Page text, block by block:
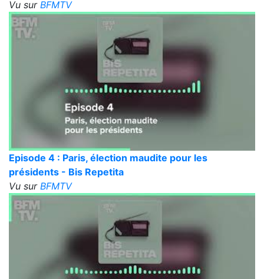
Vu sur BFMTV
Episode 4 : Paris, élection maudite pour les
présidents - Bis Repetita
Vu sur BFMTV